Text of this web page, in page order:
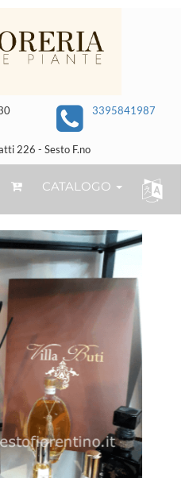
3395841987
226 - Sesto F.no
CATALOGO